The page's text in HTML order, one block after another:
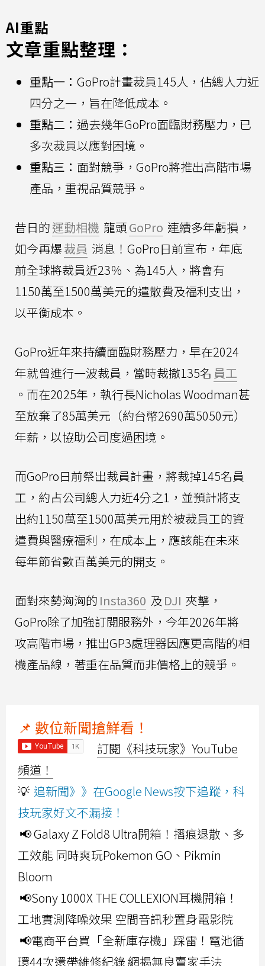
AI重點
文章重點整理：
重點一： GoPro計畫裁員145人，佔總人力近
四分之一，旨在降低成本。
重點二： 過去幾年GoPro面臨財務壓力，已
多次裁員以應對困境。
重點三： 面對競爭，GoPro將推出高階市場
產品，重視品質競爭。
昔日的運動相機 龍頭GoPro 連續多年虧損，
如今再爆裁員 消息！GoPro日前宣布，年底
前全球將裁員近23％、為145人，將會有
1150萬至1500萬美元的遣散費及福利支出，
以平衡成本。
GoPro近年來持續面臨財務壓力，早在2024
年就曾進行一波裁員，當時裁撤135名 員工
。而在2025年，執行長Nicholas Woodman甚
至放棄了85萬美元（約台幣2690萬5050元）
年薪，以協助公司度過困境。
而GoPro日前祭出裁員計畫，將裁掉145名員
工，約占公司總人力近4分之1，並預計將支
出約1150萬至1500萬美元用於被裁員工的資
遣費與醫療福利，在成本上，應該能在未來
每年節省數百萬美元的開支。
面對來勢洶洶的 Insta360 及 DJI 夾擊，
GoPro除了加強訂閱服務外，今年2026年將
攻高階市場，推出GP3處理器因應更高階的相
機產品線，著重在品質而非價格上的競爭。
📌 數位新聞搶鮮看！
訂閱《科技玩家》YouTube
頻道！
💡 追新聞》》在Google News按下追蹤，科
技玩家好文不漏接！
📢 Galaxy Z Fold8 Ultra開箱！摺痕退散、多
工效能 同時爽玩Pokemon GO、Pikmin
Bloom
📢Sony 1000X THE COLLEXION耳機開箱！
工地實測降噪效果 空間音訊秒置身電影院
📢電商平台買「全新庫存機」踩雷！電池循
環44次還帶維修紀錄 網揭無良賣家手法